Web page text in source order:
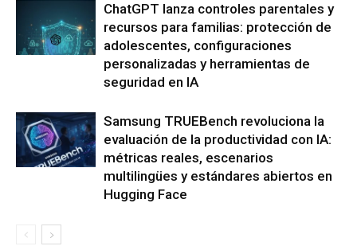
ChatGPT lanza controles parentales y
recursos para familias: protección de
adolescentes, configuraciones
personalizadas y herramientas de
seguridad en IA
Samsung TRUEBench revoluciona la
evaluación de la productividad con IA:
métricas reales, escenarios
multilingües y estándares abiertos en
Hugging Face